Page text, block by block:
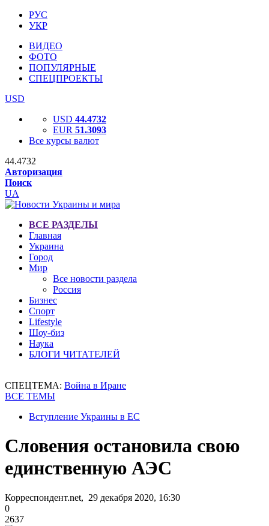
РУС
УКР
ВИДЕО
ФОТО
ПОПУЛЯРНЫЕ
СПЕЦПРОЕКТЫ
USD
USD 44.4732
EUR 51.3093
Все курсы валют
44.4732
Авторизация
Поиск
UA
ВСЕ РАЗДЕЛЫ
Главная
Украина
Город
Мир
Все новости раздела
Россия
Бизнес
Спорт
Lifestyle
Шоу-биз
Наука
БЛОГИ ЧИТАТЕЛЕЙ
СПЕЦТЕМА: Война в Иране
ВСЕ ТЕМЫ
Вступление Украины в ЕС
Словения остановила свою
единственную АЭС
Корреспондент.net, 29 декабря 2020, 16:30
0
2637